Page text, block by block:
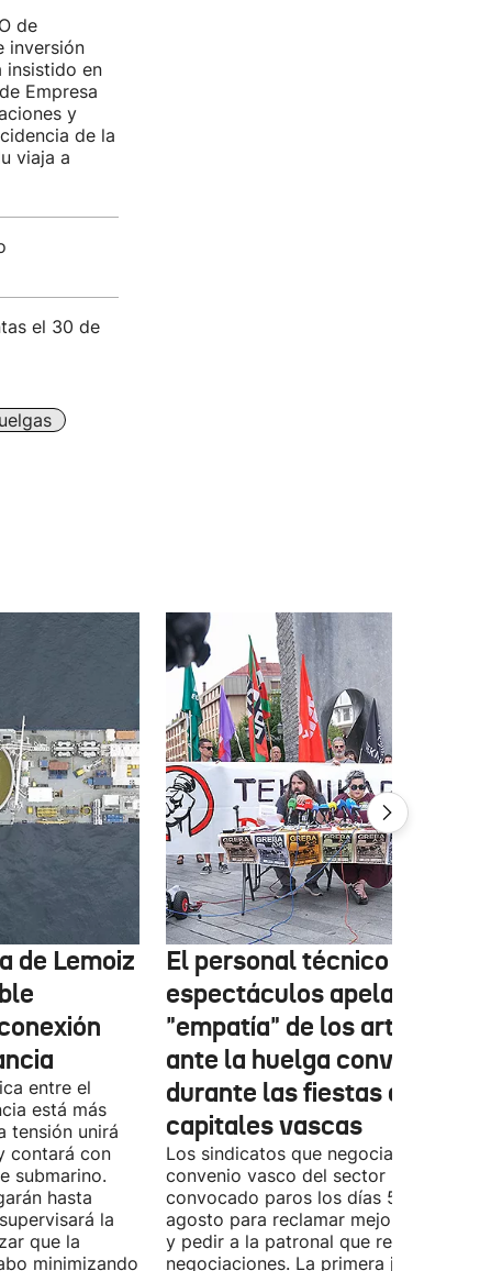
de
inversión
insistido en
Empresa
y
de la
viaja a
el 30 de
de Lemoiz
entre el
está más
tensión unirá
contará con
submarino.
hasta
la
que la
minimizando
El personal técnico de
espectáculos apela a la
"empatía" de los artistas
ante la huelga convocada
durante las fiestas de las
capitales vascas
Los sindicatos que negocian el
convenio vasco del sector han
convocado paros los días 5, 14 y 26
agosto para reclamar mejoras
y pedir a la patronal que retome las
negociaciones. La primera jornada de